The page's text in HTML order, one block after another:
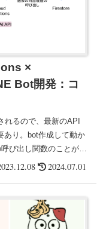
×
Bot開発：コ
るので、最新のAPI
あり。bot作成して動か
び出し関数のことがあ
ェクトのうち、テキス
2024.07.01